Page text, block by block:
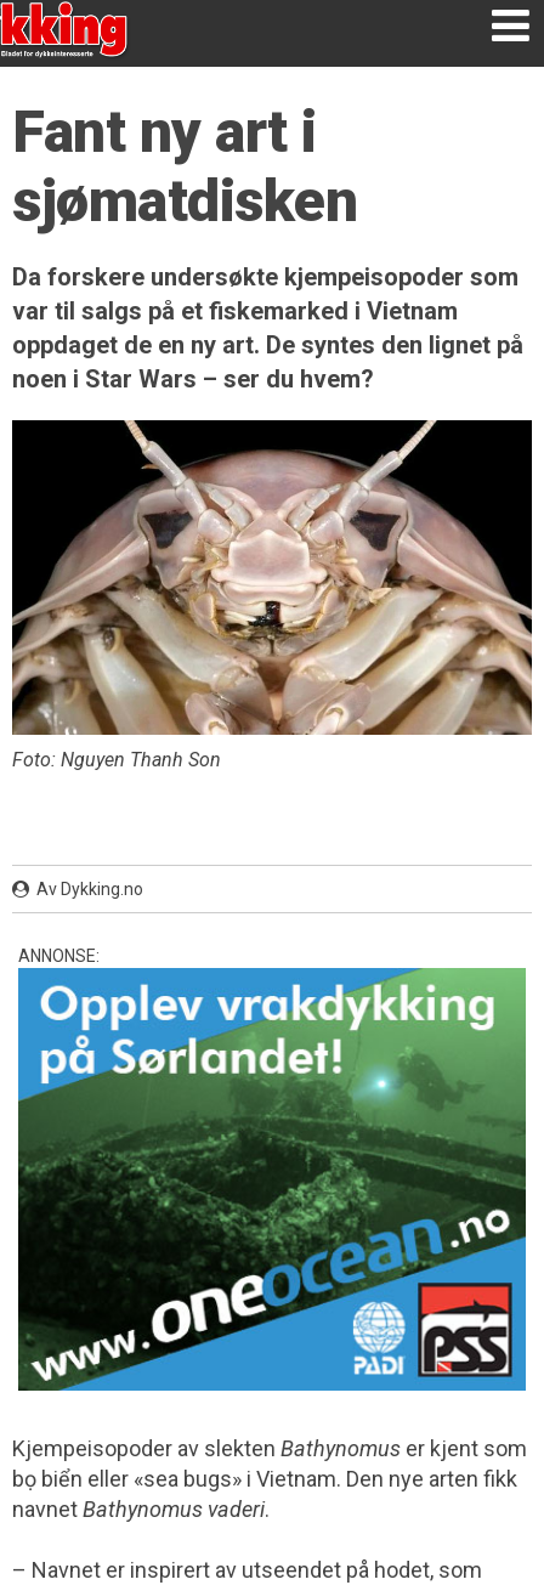
Fant ny art i
sjømatdisken
Da forskere undersøkte kjempeisopoder som
var til salgs på et fiskemarked i Vietnam
oppdaget de en ny art. De syntes den lignet på
noen i Star Wars – ser du hvem?
Foto: Nguyen Thanh Son
Av Dykking.no
ANNONSE:
Kjempeisopoder av slekten Bathynomus er kjent som
bọ biển eller «sea bugs» i Vietnam. Den nye arten fikk
navnetBathynomus vaderi.
– Navnet er inspirert av utseendet på hodet, som